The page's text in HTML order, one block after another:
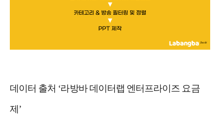
데이터 출처 ‘라방바 데이터랩 엔터프라이즈 요금
제’